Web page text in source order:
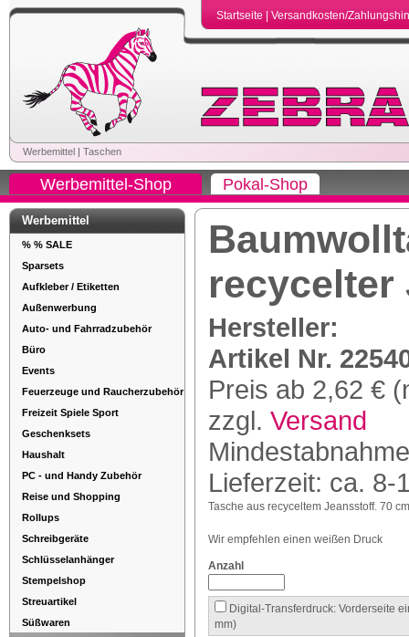
Startseite Versandkosten/
Werbemittel | Taschen
Werbemittel-Shop Pokal-Shop
Werbemittel
% % SALE
Sparsets
Aufkleber / Etiketten
Außenwerbung
Auto- und Fahrradzubehör
Büro
Events
Feuerzeuge und Raucherzubehör
Freizeit Spiele Sport
Geschenksets
Haushalt
PC - und Handy Zubehör
Reise und Shopping
Rollups
Schreibgeräte
Schlüsselanhänger
Stempelshop
Streuartikel
Süßwaren
recycelter
Hersteller:
Artikel Nr.
Preis ab 2,62 €
zzgl. Versand
Lieferzeit: ca. 8-
Tasche aus recyceltem Jeansstoff. 70
Wir empfehlen einen weißen Druck
Anzahl
Digital-Transferdruck: Vorderseite
mm)